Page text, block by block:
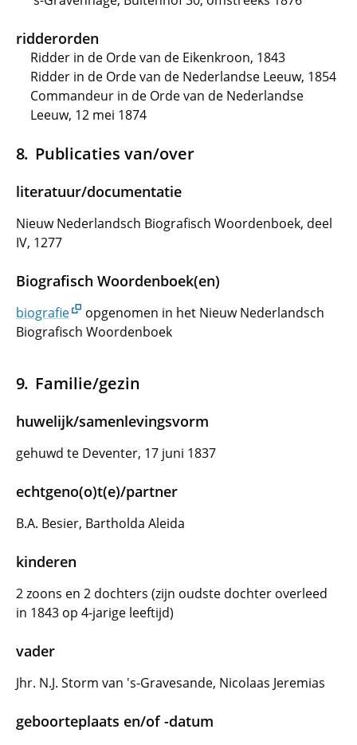
ridderorden
Ridder in de Orde van de Eikenkroon, 1843
Ridder in de Orde van de Nederlandse Leeuw, 1854
Commandeur in de Orde van de Nederlandse
Leeuw, 12 mei 1874
Publicaties van/over
literatuur/documentatie
Nieuw Nederlandsch Biografisch Woordenboek, deel
IV, 1277
Biografisch Woordenboek(en)
biografie
opgenomen in het Nieuw Nederlandsch
Biografisch Woordenboek
Familie/gezin
huwelijk/samenlevingsvorm
gehuwd te Deventer, 17 juni 1837
echtgeno(o)t(e)/partner
B.A. Besier, Bartholda Aleida
kinderen
2 zoons en 2 dochters (zijn oudste dochter overleed
in 1843 op 4-jarige leeftijd)
vader
Jhr. N.J. Storm van 's-Gravesande, Nicolaas Jeremias
geboorteplaats en/of -datum